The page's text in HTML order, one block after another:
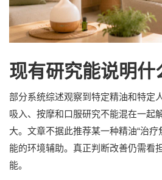
现有研究能说明什
部分系统综述观察到特定精油和特定
吸入、按摩和口服研究不能混在一起
大。文章不据此推荐某一种精油“治
能的环境辅助。真正判断改善仍需看
能。